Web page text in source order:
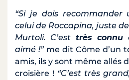
“Si je dois recommander
celui de Roccapina, juste
Murtoli. C’est très connu
aimé !”me dit Côme d’un
amis, ils y sont même allés
croisière ! “C’est très